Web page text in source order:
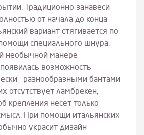
Традиционно занавеси
от начала до конца
вариант стягивается по
специального шнура.
необычной манере
возможность
разнообразными бантами
отсутствует ламбрекен,
крепления несет только
При помощи итальянских
украсит дизайн